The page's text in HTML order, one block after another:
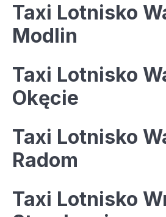
Taxi Lotnisko
Modlin
Taxi Lotnisko
Okęcie
Taxi Lotnisko
Radom
Taxi Lotnisko